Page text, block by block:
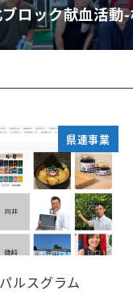
ロック献血活動
県連事業
ルスグラム